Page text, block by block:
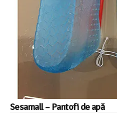
Sesamall – Pantofi de apă